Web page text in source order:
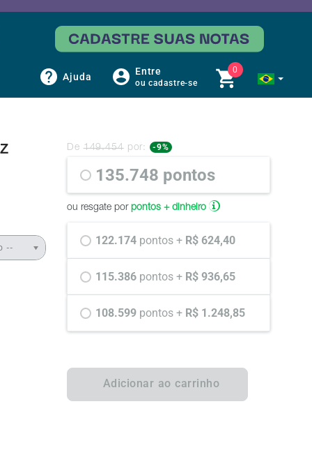
Ajuda Entre
ou cadastre-se
0
--
De 149.454por: -9%
135.748 pontos
ou resgate por pontos + dinheiro
122.174 pontos + R$ 624,40
115.386 pontos + R$ 936,65
108.599 pontos + R$ 1.248,85
Adicionar ao carrinho